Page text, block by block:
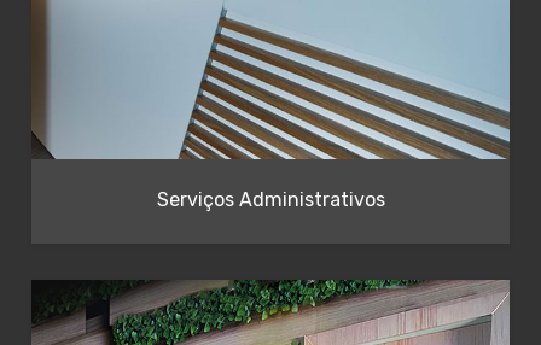
Serviços Administrativos